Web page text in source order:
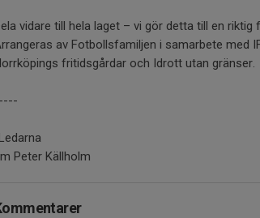
vidare till hela laget – vi gör detta till en
av Fotbollsfamiljen i samarbete med
fritidsgårdar och Idrott utan gränser.
Peter Källholm